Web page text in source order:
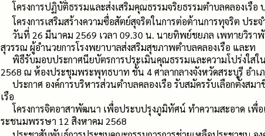
โครงการปฏิบัติธรรมและส่งเสริมคุณธรรมจริยธรรมตำบลคลองเรื
โครงการเสริมสร้างความซื่อสัตย์สุจริตในการต่อต้านการทุจริต ปร
วันที่ 26 มีนาคม 2569 เวลา 09.30 น. นายทิพย์ชยภล เพทายวิรา
สุวรรณ ผู้อำนวยการโรงพยาบาลส่งสริมสุขภาพตำบลคลองเรือ และท
พิธีรับมอบประกาศนียบัตรการประเมินคุณธรรมและความโปร่งใส
2568 ณ ห้องประชุมพระพุทธบาท ชั้น 4 ศาลากลางจังหวัดสระบุรี อำเภ
ประกาศ องค์การบริหารส่วนตำบลคลองเรือ รับสมัครรับเลือกตั้งส
เรือ
โครงการจิตอาสาพัฒนา เพื่อประบปรุงภูมิทัศน์ ทำความสะอาด เพื่
ระชนมพรรษา 12 สิงหาคม 2568